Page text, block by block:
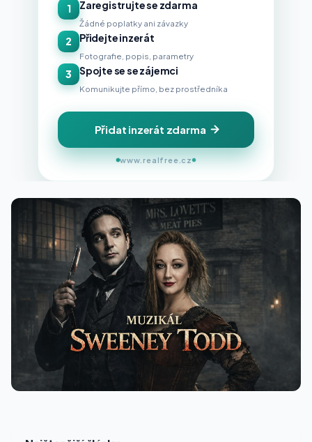
1 Zaregistrujte se zdarma
Žádné poplatky ani závazky
2 Přidejte inzerát
Fotografie, popis, parametry
3 Spojte se se zájemci
Komunikujte přímo, bez prostředníka
Přidat inzerát zdarma
www.realfree.cz